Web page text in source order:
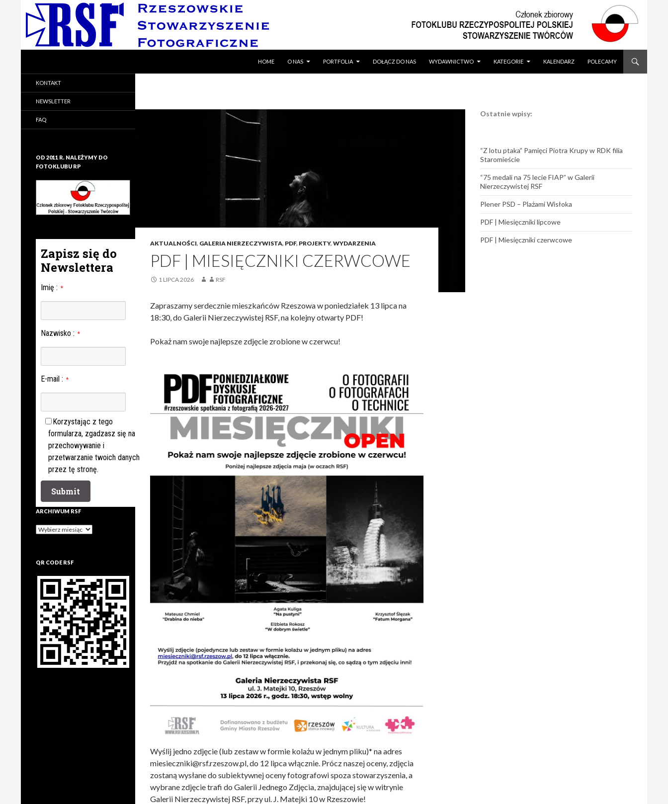
HOME
O NAS PORTFOLIA DOŁĄCZ DO NAS WYDAWNICTWO KATEGORIE KALENDARZ POLECAMY
AKTUALNOŚCI, GALERIA NIERZECZYWISTA, PDF, PROJEKTY, WYDARZENIA
PDF | MIESIĘCZNIKI CZERWCOWE
1 LIPCA 2026 RSF
Zapraszamy serdecznie mieszkańców Rzeszowa w poniedziałek 13 lipca na
18:30, do Galerii Nierzeczywistej RSF, na kolejny otwarty PDF!
Pokaż nam swoje najlepsze zdjęcie zrobione w czerwcu!
Wyślij jedno zdjęcie (lub zestaw w formie kolażu w jednym pliku)* na adres
miesieczniki@rsf.rzeszow.pl, do 12 lipca włącznie. Prócz naszej oceny, zdjęcia
zostaną wysłane do subiektywnej oceny fotografowi spoza stowarzyszenia, a
wybrane zdjęcie trafi do Galerii Jednego Zdjęcia, znajdującej się w witrynie
Galerii Nierzeczywistej RSF, przy ul. J. Matejki 10 w Rzeszowie!
Ostatnie wpisy:
“Z lotu ptaka” Pamięci Piotra Krupy w RDK filia
Staromieście
“75 medali na 75 lecie FIAP” w Galerii
Nierzeczywistej RSF
Plener PSD – Plażami Wisłoka
PDF | Miesięczniki lipcowe
PDF | Miesięczniki czerwcowe
Rzeszowskie Stowarzyszenie
Fotograficzne
KONTAKT
NEWSLETTER
FAQ
OD 2011 R. NALEŻYMY DO
FOTOKLUBU RP
Zapisz się do
Newslettera
Imię : *
Nazwisko : *
E-mail : *
Korzystając z tego
formularza, zgadzasz się na
przechowywanie i
przetwarzanie twoich danych
przez tę stronę.
ARCHIWUM RSF
Archiwum
QR CODE RSF